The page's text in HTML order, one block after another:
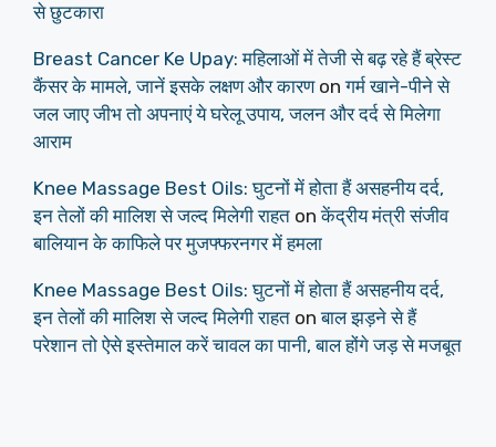
से छुटकारा
Breast Cancer Ke Upay: महिलाओं में तेजी से बढ़ रहे हैं ब्रेस्ट
कैंसर के मामले, जानें इसके लक्षण और कारणonगर्म खाने-पीने से
जल जाए जीभ तो अपनाएं ये घरेलू उपाय, जलन और दर्द से मिलेगा
आराम
Knee Massage Best Oils: घुटनों में होता हैं असहनीय दर्द,
इन तेलों की मालिश से जल्द मिलेगी राहत onकेंद्रीय मंत्री संजीव
बालियान के काफिले पर मुजफ्फरनगर में हमला
Knee Massage Best Oils: घुटनों में होता हैं असहनीय दर्द,
इन तेलों की मालिश से जल्द मिलेगी राहत onबाल झड़ने से हैं
परेशान तो ऐसे इस्तेमाल करें चावल का पानी, बाल होंगे जड़ से मजबूत